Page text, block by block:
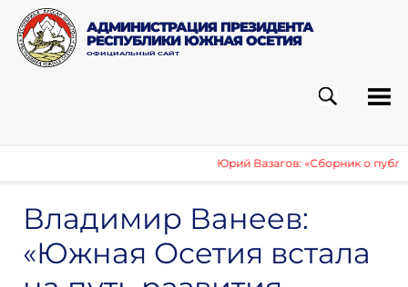
АДМИНИСТРАЦИЯ ПРЕЗИДЕНТА
РЕСПУБЛИКИ ЮЖНАЯ ОСЕТИЯ
ОФИЦИАЛЬНЫЙ САЙТ
ПОИСК
Юрий Вазагов: «Сборник о
Владимир Ванеев:
«Южная Осетия встала